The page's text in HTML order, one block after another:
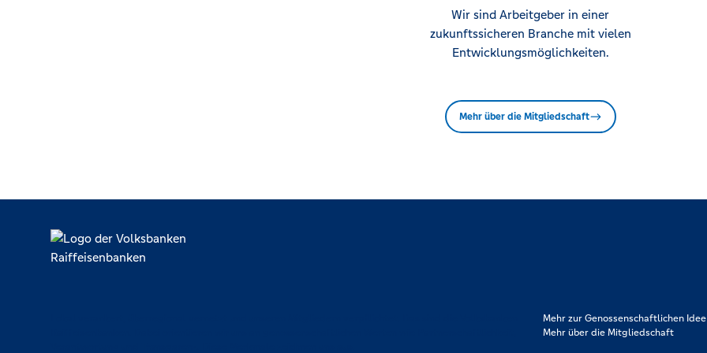
Wir sind Arbeitgeber in einer
zukunftssicheren Branche mit vielen
Entwicklungsmöglichkeiten.
Mehr über die Mitgliedschaft
Mehr zur Genossenschaftlichen Idee
Mehr über die Mitgliedschaft